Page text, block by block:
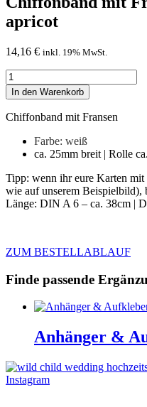
apricot
14,16 € inkl. 19% MwSt.
Chiffonband
mit
Fransen
25mm
rosé-
apricot
In den Warenkorb
Chiffonband mit Fransen
Farbe: weiß
ca. 25mm breit | Rolle
Tipp: wenn ihr eure Karten mit
wie auf unserem
Länge: DIN A 6 – ca. 38cm |
ZUM BESTELLABLAUF
Finde passende
Anhänger &
Instagram